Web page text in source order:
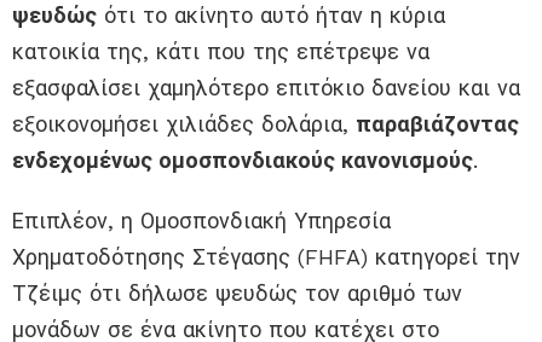
ψευδώς ότι το ακίνητο αυτό ήταν η κύρια
κατοικία της, κάτι που της επέτρεψε να
εξασφαλίσει χαμηλότερο επιτόκιο δανείου και να
εξοικονομήσει χιλιάδες δολάρια, παραβιάζοντας
ενδεχομένως ομοσπονδιακούς κανονισμούς.
Επιπλέον, η Ομοσπονδιακή Υπηρεσία
Χρηματοδότησης Στέγασης (FHFA) κατηγορεί την
Τζέιμς ότι δήλωσε ψευδώς τον αριθμό των
μονάδων σε ένα ακίνητο που κατέχει στο